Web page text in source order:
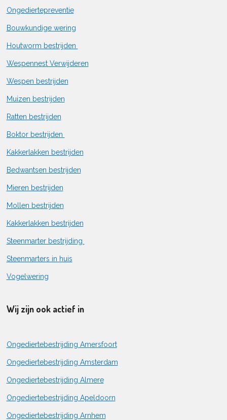
Ongediertepreventie
Bouwkundige wering
Houtworm bestrijden
Wespennest Verwijderen
Wespen bestrijden
Muizen bestrijden
Ratten bestrijden
Boktor bestrijden
Kakkerlakken bestrijden
Bedwantsen bestrijden
Mieren bestrijden
Mollen bestrijden
Kakkerlakken bestrijden
Steenmarter bestrijding
Steenmarters in huis
Vogelwering
Wij zijn ook actief in
Ongediertebestrijding Amersfoort
Ongediertebestrijding Amsterdam
Ongediertebestrijding Almere
Ongediertebestrijding Apeldoorn
Ongediertebestrijding Arnhem